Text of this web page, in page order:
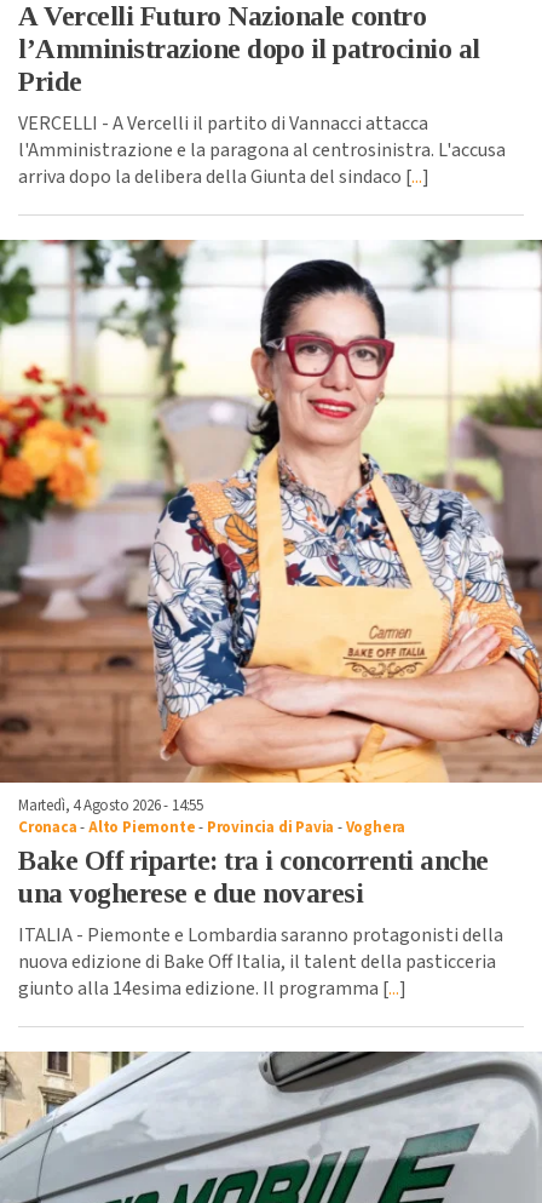
A Vercelli Futuro Nazionale contro
l’Amministrazione dopo il patrocinio al
Pride
VERCELLI - A Vercelli il partito di Vannacci attacca
l'Amministrazione e la paragona al centrosinistra. L'accusa
arriva dopo la delibera della Giunta del sindaco [...]
Martedì, 4 Agosto 2026 - 14:55
Cronaca-Alto Piemonte- Provincia di Pavia -Voghera
Bake Off riparte: tra i concorrenti anche
una vogherese e due novaresi
ITALIA - Piemonte e Lombardia saranno protagonisti della
nuova edizione di Bake Off Italia, il talent della pasticceria
giunto alla 14esima edizione. Il programma [...]